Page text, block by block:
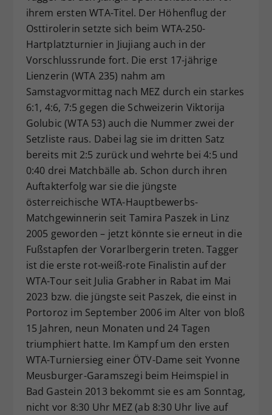
ihrem ersten WTA-Titel. Der Höhenflug der
Osttirolerin setzte sich beim WTA-250-
Hartplatzturnier in Jiujiang auch in der
Vorschlussrunde fort. Die erst 17-jährige
Lienzerin (WTA 235) nahm am
Samstagvormittag nach MEZ durch ein starkes
6:1, 4:6, 7:5 gegen die Schweizerin Viktorija
Golubic (WTA 53) auch die Nummer zwei der
Setzliste raus. Dabei lag sie im dritten Satz
bereits mit 2:5 zurück und wehrte bei 4:5 und
0:40 drei Matchbälle ab. Schon durch ihren
Auftakterfolg war sie die jüngste
österreichische WTA-Hauptbewerbs-
Matchgewinnerin seit Tamira Paszek in Linz
2005 geworden – jetzt könnte sie erneut in die
Fußstapfen der Vorarlbergerin treten. Tagger
ist die erste rot-weiß-rote Finalistin auf der
WTA-Tour seit Julia Grabher in Rabat im Mai
2023 bzw. die jüngste seit Paszek, die einst in
Portoroz im September 2006 im Alter von bloß
15 Jahren, neun Monaten und 24 Tagen
triumphiert hatte. Im Kampf um den ersten
WTA-Turniersieg einer ÖTV-Dame seit Yvonne
Meusburger-Garamszegi beim Heimspiel in
Bad Gastein 2013 bekommt sie es am Sonntag,
nicht vor 8:30 Uhr MEZ (ab 8:30 Uhr live auf
Zweck
Dieser Wert speichert Ihre Consent-
Einstellungen. Unter anderem eine
zufällig generierte ID, für die
historische Speicherung Ihrer
vorgenommen Einstellungen, falls der
Webseiten-Betreiber dies eingestellt
hat.